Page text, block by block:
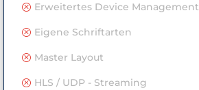
Q Erweitertes Device Management
Q Eigene Schriftarten
Q Master Layout
Q HLS / UDP - Streaming